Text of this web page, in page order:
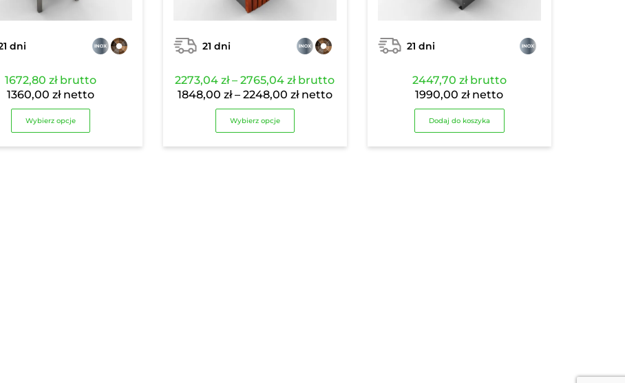
dni
1672,80 złbrutto
1360,00 złnetto
Wybierz opcje
21 dni
2273,04zł – 2765,04złZakres
cen:
2765,04 zł
brutto
1848,00 zł – 2248,00 złZakres
do
netto
Wybierz opcje
21 dni
2447,70 złbrutto
1990,00złnetto
Dodaj do koszyka